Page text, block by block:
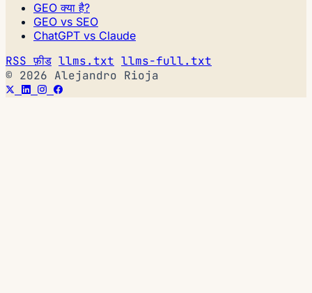
GEO क्या है?
GEO vs SEO
ChatGPT vs Claude
RSS फ़ीड llms.txt llms-full.txt
© 2026 Alejandro Rioja